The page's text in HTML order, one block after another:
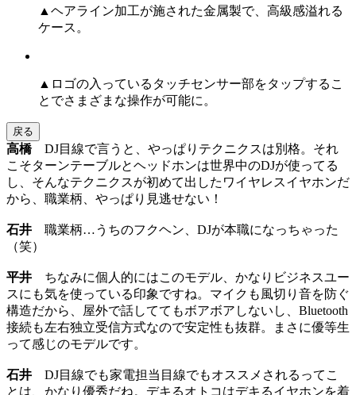
▲ヘアライン加工が施された金属製で、高級感溢れる
ケース。
▲ロゴの入っているタッチセンサー部をタップするこ
とでさまざまな操作が可能に。
戻る
高橋DJ目線で言うと、やっぱりテクニクスは別格。それ
こそターンテーブルとヘッドホンは世界中のDJが使ってる
し、そんなテクニクスが初めて出したワイヤレスイヤホンだ
から、職業柄、やっぱり見逃せない！
石井 職業柄…うちのフクヘン、DJが本職になっちゃった
（笑）
平井 ちなみに個人的にはこのモデル、かなりビジネスユー
スにも気を使っている印象ですね。マイクも風切り音を防ぐ
構造だから、屋外で話しててもボアボアしないし、Bluetooth
接続も左右独立受信方式なので安定性も抜群。まさに優等生
って感じのモデルです。
石井 DJ目線でも家電担当目線でもオススメされるってこ
とは、かなり優秀だね。デキるオトコはデキるイヤホンを着